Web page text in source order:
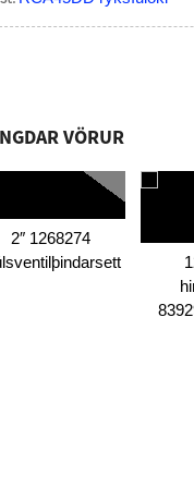
VÖRUR
2″ 1268274